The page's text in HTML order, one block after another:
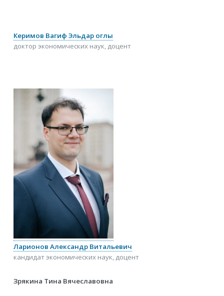
Керимов Вагиф Эльдар оглы
доктор экономических наук, доцент
Ларионов Александр Витальевич
кандидат экономических наук, доцент
Зрякина Тина Вячеславовна